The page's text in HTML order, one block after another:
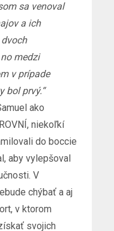
sa venoval
a ich
medzi
v prípade
bol prvý.“
ako
niekoľkí
do boccie
aby vylepšoval
V
chýbať a aj
v ktorom
svojich